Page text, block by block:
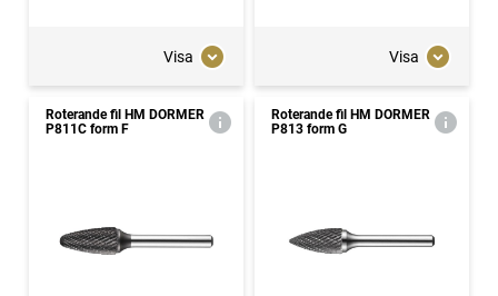
Visa Visa
Roterande fil HM DORMER
P811C form F
Roterande fil HM DORMER
P813 form G